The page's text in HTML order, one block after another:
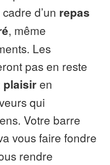
d’un repas
, même
Les
pas en reste
plaisiren
qui
Votre barre
vous faire fondre
rendre